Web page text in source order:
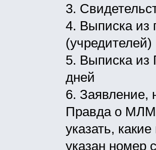
3.
4. Выписка из
5. Выписка из
дней
6. Заявление,
Правда о МЛМ,
указать,
указан номер